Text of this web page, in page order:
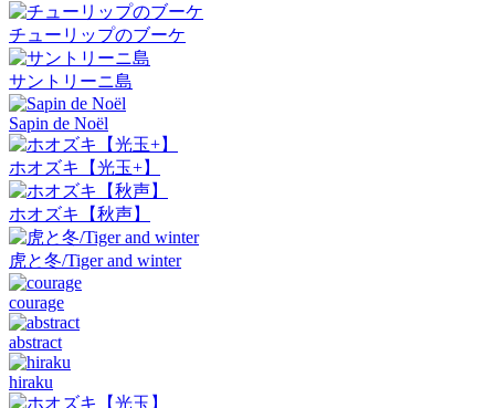
チューリップのブーケ
サントリーニ島
Sapin de Noël
ホオズキ【光玉+】
ホオズキ【秋声】
虎と冬/Tiger and winter
courage
abstract
hiraku